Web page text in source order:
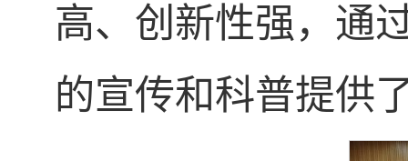
高、创新性强，通
的宣传和科普提供